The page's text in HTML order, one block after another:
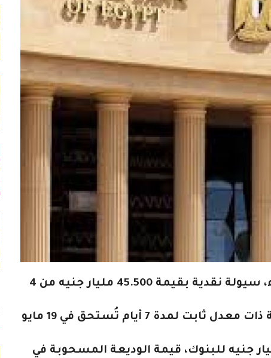
سحب البنك المركزي المصري، اليوم الثلاثاء، سيولة نقدية بقيمة 45.500 مليار جنيه من 4
وعرضت البنوك مبلغ فائض السيولة كوديعة ذات معدل ثابت لمدة 7 أيام تُستحق في 19 مايو
رد البنك المركزي اليوم مبلغ 41.400 مليار جنيه للبنوك، قيمة الوديعة المسحوبة في